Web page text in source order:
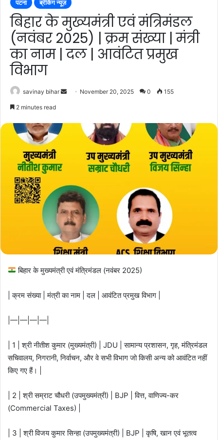
पटना ब्रेकिंग न्यूज़
बिहार के मुख्यमंत्री एवं मंत्रिमंडल
(नवंबर 2025) | क्रम संख्या | मंत्री
का नाम | दल | आवंटित प्रमुख
विभाग
savinay bihar
SendNovember 20, 2025 0 155
2 minutes read
बिहार के मुख्यमंत्री एवं मंत्रिमंडल (नवंबर 2025)
| क्रम संख्या | मंत्री का नाम | दल | आवंटित प्रमुख विभाग |
|—|—|—|—|
| 1 | श्री नीतीश कुमार (मुख्यमंत्री) | JDU | सामान्य प्रशासन, गृह, मंत्रिमंडल
सचिवालय, निगरानी, निर्वाचन, और वे सभी विभाग जो किसी अन्य को आवंटित नहीं
किए गए हैं। |
| 2 | श्री सम्राट चौधरी (उपमुख्यमंत्री) | BJP | वित्त, वाणिज्य-कर
(Commercial Taxes) |
| 3 | श्री विजय कुमार सिन्हा (उपमुख्यमंत्री) | BJP | कृषि, खान एवं भूतत्व